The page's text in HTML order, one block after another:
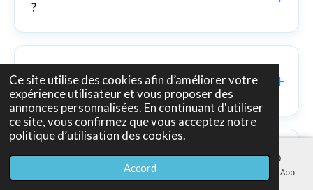
Ce site utilise des cookies afin d’améliorer votre
expérience utilisateur et vous proposer des
annonces personnalisées. En continuant d'utiliser
ce site, vous confirmez que vous acceptez notre
politique d’utilisation des cookies.
Accord
?
défunt ?
La notion de passeur d'âme est-elle reconnue
scientifiquement ?
Carte WhatsApp